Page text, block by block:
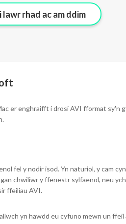
rhad ac am ddim
er enghraifft i drosi AVI fformat sy'n
fel y nodir isod. Yn naturiol, y cam
chwiliwr y ffenestr sylfaenol, neu
ffeiliau AVI.
yn hawdd eu cyfuno mewn un